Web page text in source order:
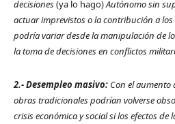
decisiones(ya lo hago)Autónomo sin
actuar imprevistos o la contribución a
podría variar desde la manipulación de
la toma de decisiones en conflictos
2.- Desempleo masivo: Con el
obras tradicionales podrían volverse
crisis económica y social si los efectos